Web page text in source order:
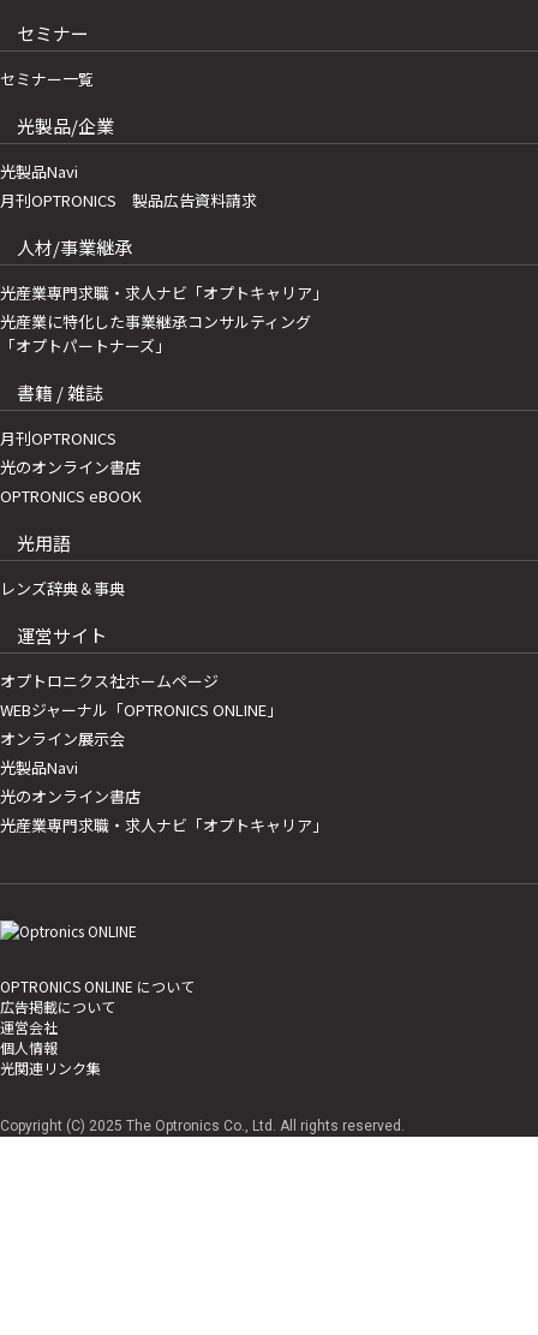
セミナー
セミナー一覧
光製品/企業
光製品Navi
月刊OPTRONICS 製品広告資料請求
人材/事業継承
光産業専門求職・求人ナビ「オプトキャリア」
光産業に特化した事業継承コンサルティング
「オプトパートナーズ」
書籍 / 雑誌
月刊OPTRONICS
光のオンライン書店
OPTRONICS eBOOK
光用語
レンズ辞典＆事典
運営サイト
オプトロニクス社ホームページ
WEBジャーナル「OPTRONICS ONLINE」
オンライン展示会
光製品Navi
光のオンライン書店
光産業専門求職・求人ナビ「オプトキャリア」
OPTRONICS ONLINE について
広告掲載について
運営会社
個人情報
光関連リンク集
Copyright (C) 2025 The Optronics Co., Ltd. All rights reserved.